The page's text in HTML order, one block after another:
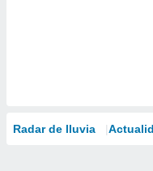
Radar de lluvia